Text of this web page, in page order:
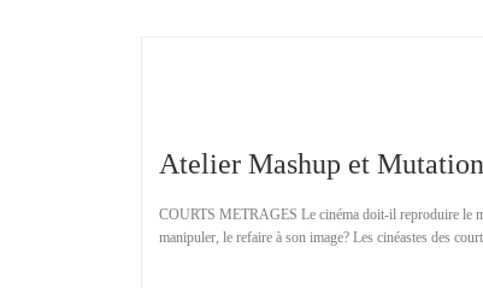
Atelier Mashup et
COURTS METRAGES Le cinéma doit-il reproduire le
manipuler, le refaire à son image? Les cinéastes des